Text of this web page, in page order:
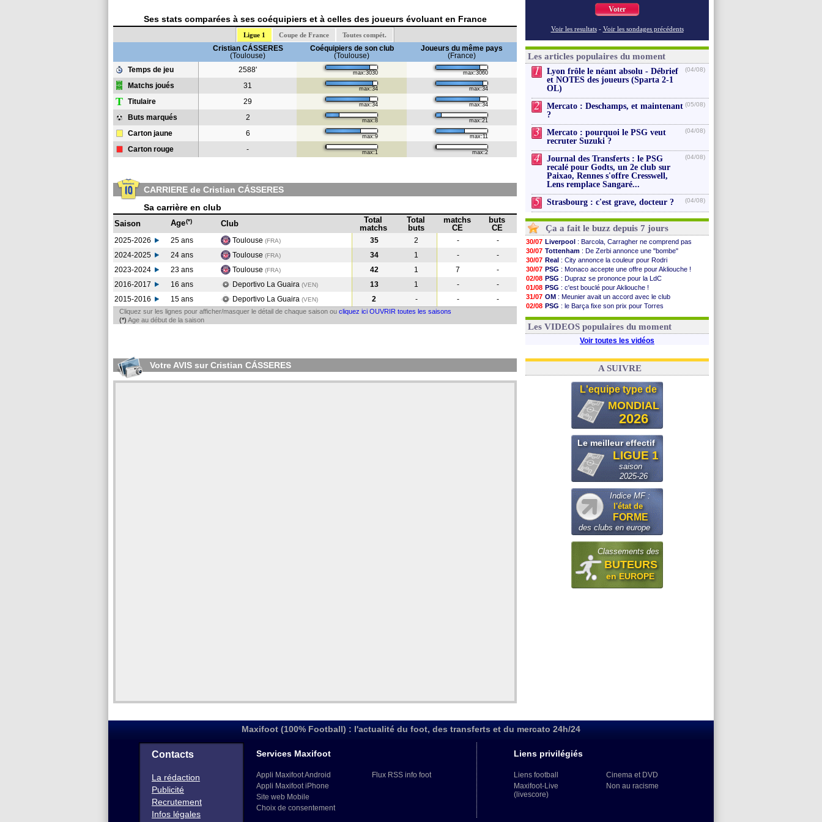
Ses stats comparées à ses coéquipiers et à celles des joueurs évoluant en France
Ligue 1 Coupe de France Toutes compét.
Cristian CÁSSERES
(Toulouse)
Coéquipiers de son club
(Toulouse)
Joueurs du même pays
(France)
Temps de jeu
2588' max:3030 max:3060
Matchs joués 31 max:34 max:34
T Titulaire 29 max:34 max:34
Buts marqués 2 max:8 max:21
Carton jaune 6 max:9 max:11
Carton rouge - max:1 max:2
CARRIERE de Cristian CÁSSERES
Sa carrière en club
Saison Age(*) Club
Total
matchs
Total
buts
matchs
CE
buts
CE
2025-2026 25 ans Toulouse (FRA) 35 2 -
-
2024-2025
24 ans Toulouse (FRA) 34 1 -
-
2023-2024
23 ans Toulouse (FRA) 42 1 7
-
2016-2017
16 ans Deportivo La Guaira (VEN) 13 1 -
-
2015-2016
15 ans Deportivo La Guaira (VEN) 2 - - -
Cliquez sur les lignes pour afficher/masquer le détail de chaque saison ou cliquez ici OUVRIR toutes les saisons
(*) Age au début de la saison
Votre AVIS sur Cristian CÁSSERES
Voter
Voir les resultats - Voir les sondages précédents
Les articles populaires du moment
1
Lyon frôle le néant absolu - Débrief
et NOTES des joueurs (Sparta 2-1
OL)
(04/08)
2
Mercato : Deschamps, et maintenant
?
(05/08)
3
Mercato : pourquoi le PSG veut
recruter Suzuki ?
(04/08)
4
Journal des Transferts : le PSG
recalé pour Godts, un 2e club sur
Paixao, Rennes s'offre Cresswell,
Lens remplace Sangaré...
(04/08)
5 Strasbourg : c'est grave, docteur ? (04/08)
Ça a fait le buzz depuis 7 jours
30/07 Liverpool : Barcola, Carragher ne comprend pas
30/07 Tottenham : De Zerbi annonce une "bombe"
30/07 Real : City annonce la couleur pour Rodri
30/07 PSG : Monaco accepte une offre pour Akliouche !
02/08 PSG : Dupraz se prononce pour la LdC
01/08 PSG : c'est bouclé pour Akliouche !
31/07 OM : Meunier avait un accord avec le club
02/08 PSG : le Barça fixe son prix pour Torres
01/08 Barça: Torres souhaite rejoindre le PSG !
Les VIDEOS populaires du moment
Voir toutes les vidéos
A SUIVRE
L'equipe type de
MONDIAL
2026
Le meilleur effectif
LIGUE 1
saison
2025-26
Indice MF :
l'état de
FORME
des clubs en europe
Classements des
BUTEURS
en EUROPE
Maxifoot (100% Football) : l'actualité du foot, des transferts et du mercato 24h/24
Contacts
La rédaction
Publicité
Recrutement
Infos légales
Services Maxifoot
Appli Maxifoot Android
Appli Maxifoot iPhone
Site web Mobile
Choix de consentement
Flux RSS info foot
Liens privilégiés
Liens football
Maxifoot-Live
(livescore)
Cinema et DVD
Non au racisme